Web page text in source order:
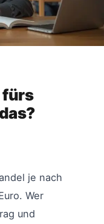
fürs
je nach
Wer
und